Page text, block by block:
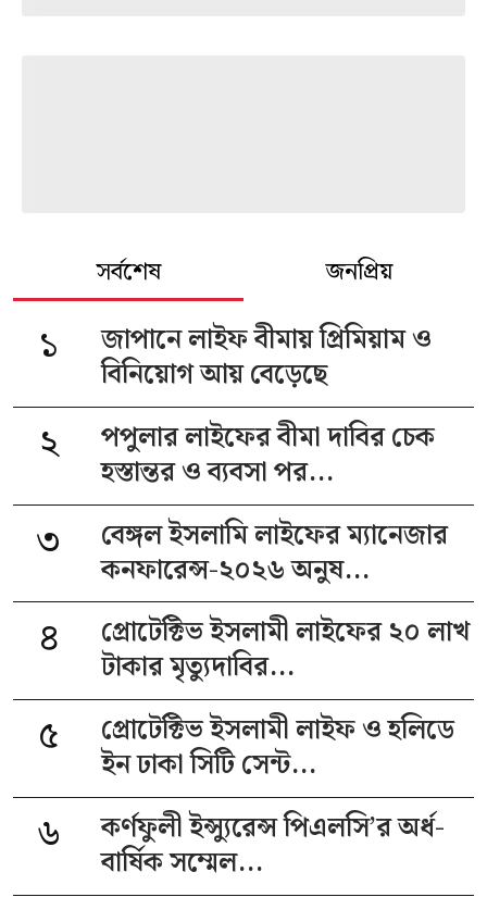
সর্বশেষ জনপ্রিয়
১
জাপানে লাইফ বীমায় প্রিমিয়াম ও
বিনিয়োগ আয় বেড়েছে
২
পপুলার লাইফের বীমা দাবির চেক
হস্তান্তর ও ব্যবসা পর...
৩
বেঙ্গল ইসলামি লাইফের ম্যানেজার
কনফারেন্স-২০২৬ অনুষ...
৪
প্রোটেক্টিভ ইসলামী লাইফের ২০ লাখ
টাকার মৃত্যুদাবির...
৫
প্রোটেক্টিভ ইসলামী লাইফ ও হলিডে
ইন ঢাকা সিটি সেন্ট...
৬
কর্ণফুলী ইন্স্যুরেন্স পিএলসি’র অর্ধ-
বার্ষিক সম্মেল...